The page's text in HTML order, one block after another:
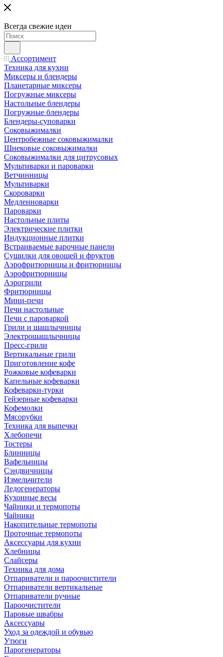
Всегда свежие идеи
Ассортимент
Техника для кухни
Миксеры и блендеры
Планетарные миксеры
Погружные миксеры
Настольные блендеры
Погружные блендеры
Блендеры-суповарки
Соковыжималки
Центробежные соковыжималки
Шнековые соковыжималки
Соковыжималки для цитрусовых
Мультиварки и пароварки
Ветчинницы
Мультиварки
Скороварки
Медленноварки
Пароварки
Настольные плиты
Электрические плитки
Индукционные плитки
Встраиваемые варочные панели
Сушилки для овощей и фруктов
Аэрофритюрницы и фритюрницы
Аэрофритюрницы
Аэрогрили
Фритюрницы
Мини-печи
Печи настольные
Печи с пароваркой
Грили и шашлычницы
Электрошашлычницы
Пресс-грили
Вертикальные грили
Приготовление кофе
Рожковые кофеварки
Капельные кофеварки
Кофеварки-турки
Гейзерные кофеварки
Кофемолки
Мясорубки
Техника для выпечки
Хлебопечи
Тостеры
Блинницы
Вафельницы
Сэндвичницы
Измельчители
Ледогенераторы
Кухонные весы
Чайники и термопоты
Чайники
Накопительные термопоты
Проточные термопоты
Аксессуары для кухни
Хлебницы
Слайсеры
Техника для дома
Отпариватели и пароочистители
Отпариватели вертикальные
Отпариватели ручные
Пароочистители
Паровые швабры
Аксессуары
Уход за одеждой и обувью
Утюги
Парогенераторы